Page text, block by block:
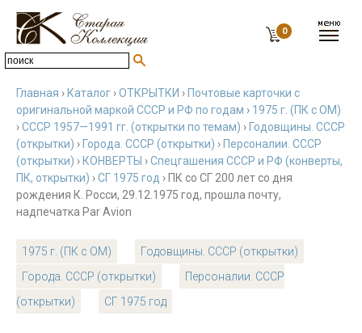
0
Главная › Каталог ›ОТКРЫТКИ › Почтовые карточки с
оригинальной маркой СССР и РФ по годам › 1975 г. (ПК с ОМ)
›СССР 1957—1991 гг. (открытки по темам) › Годовщины. СССР
(открытки) › Города. СССР (открытки) › Персоналии. СССР
(открытки) › КОНВЕРТЫ ›Спецгашения СССР и РФ (конверты,
ПК, открытки) ›СГ 1975 год › ПК со СГ 200 лет со дня
рождения К. Росси, 29.12.1975 год, прошла почту,
надпечатка Par Avion
1975 г. (ПК с ОМ)
Годовщины. СССР (открытки)
Города. СССР (открытки)
Персоналии. СССР
(открытки)
СГ 1975 год